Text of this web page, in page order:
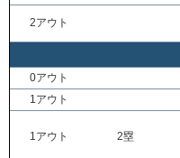
2アウト
0アウト
1アウト
1アウト 2塁